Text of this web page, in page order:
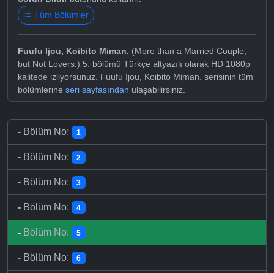
Tüm Bölümler
Fuufu Ijou, Koibito Miman. (More than a Married Couple,
but Not Lovers.) 5. bölümü Türkçe altyazılı olarak HD 1080p
kalitede izliyorsunuz. Fuufu Ijou, Koibito Miman. serisinin tüm
bölümlerine seri sayfasından ulaşabilirsiniz.
- Bölüm No: 1
- Bölüm No: 2
- Bölüm No: 3
- Bölüm No: 4
- Bölüm No: 5
- Bölüm No: 6